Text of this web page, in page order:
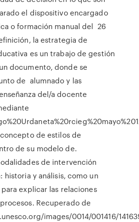
el dispositivo encargado
o formación manual del 26
la estrategia de
es un trabajo de gestión
documento, donde se
de alumnado y las
del/a docente
de estilos de
de su modelo de.
de intervención
historia y análisis, como un
explicar las relaciones
Recuperado de
images/0014/001416/